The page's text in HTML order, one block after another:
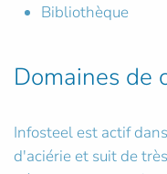
Bibliothèque
Domaines de
Infosteel est actif
d'aciérie et suit de